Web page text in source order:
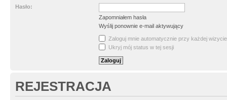
Hasło:
Zapomniałem hasła
Wyślij ponownie e-mail aktywujący
Zaloguj mnie automatycznie przy każdej wizycie
Ukryj mój status w tej sesji
REJESTRACJA